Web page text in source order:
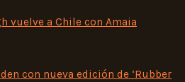
vuelve a Chile con Amaia
con nueva edición de ‘Rubber